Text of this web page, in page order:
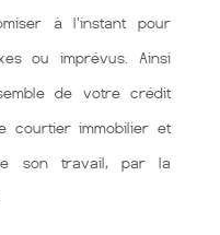
à l'instant pour
ou imprévus. Ainsi
de votre crédit
courtier immobilier et
son travail, par la